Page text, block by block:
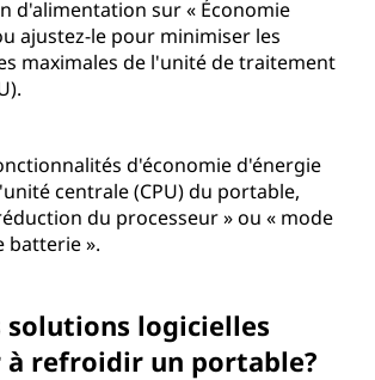
d'alimentation sur « Économie
ajustez-le pour minimiser les
maximales de l'unité de traitement
d'économie d'énergie
centrale (CPU) du portable,
du processeur » ou « mode
batterie ».
solutions logicielles
à refroidir un portable?